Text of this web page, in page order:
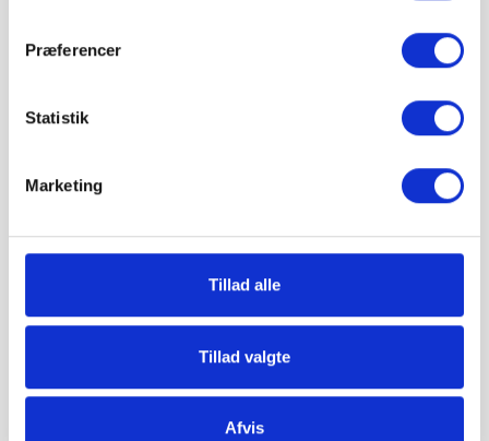
Præferencer
Statistik
Marketing
Tillad alle
Tillad valgte
Afvis
1-5 hverdages leveringstid. Levering med
mobiltruckpå alle Big Bags.
Betal sikkert og gebyrfrit
Du kan ønske leveringsdato